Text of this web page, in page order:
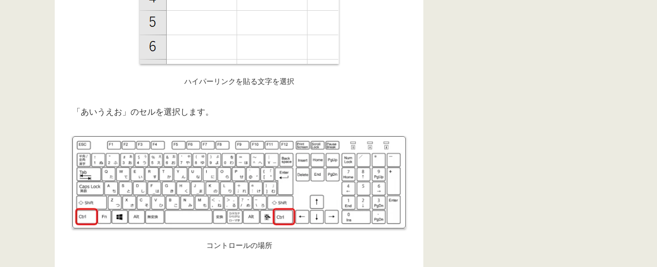
ハイパーリンクを貼る文字を選択
「あいうえお」のセルを選択します。
コントロールの場所